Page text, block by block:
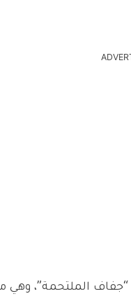
الملتحمة”، وهي